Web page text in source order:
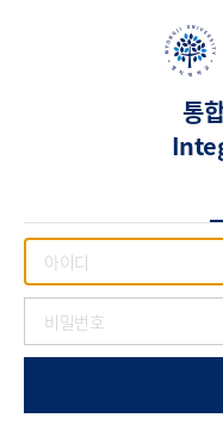
통